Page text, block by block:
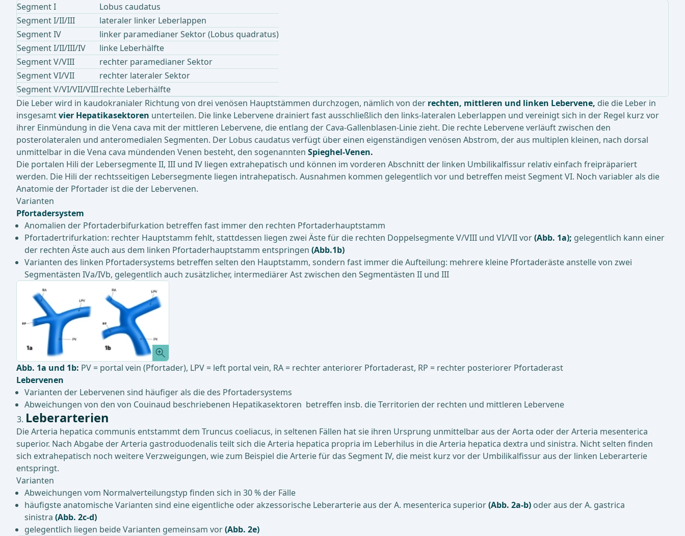
Segment I
Lobus caudatus
Segment I/II/III
lateraler linker Leberlappen
Segment IV
linker paramedianer Sektor (Lobus quadratus)
Segment I/II/III/IV
linke Leberhälfte
Segment V/VIII
rechter paramedianer Sektor
Segment VI/VII
rechter lateraler Sektor
Segment V/VI/VII/VIIIrechte Leberhälfte
Die Leber wird in kaudokranialer Richtung von drei venösen Hauptstämmen durchzogen, nämlich von der rechten, mittleren und linken Lebervene, die die Leber in
insgesamtvier Hepatikasektoren unterteilen. Die linke Lebervene drainiert fast ausschließlich den links-lateralen Leberlappen und vereinigt sich in der Regel kurz vor
ihrer Einmündung in die Vena cava mit der mittleren Lebervene, die entlang der Cava-Gallenblasen-Linie zieht. Die rechte Lebervene verläuft zwischen den
posterolateralen und anteromedialen Segmenten. Der Lobus caudatus verfügt über einen eigenständigen venösen Abstrom, der aus multiplen kleinen, nach dorsal
unmittelbar in die Vena cava mündenden Venen besteht, den sogenannten Spieghel-Venen.
Die portalen Hili der Lebersegmente II, III und IV liegen extrahepatisch und können im vorderen Abschnitt der linken Umbilikalfissur relativ einfach freipräpariert
werden. Die Hili der rechtsseitigen Lebersegmente liegen intrahepatisch. Ausnahmen kommen gelegentlich vor und betreffen meist Segment VI. Noch variabler als die
Anatomie der Pfortader ist die der Lebervenen.
Varianten
Pfortadersystem
Anomalien der Pfortaderbifurkation betreffen fast immer den rechten Pfortaderhauptstamm
Pfortadertrifurkation: rechter Hauptstamm fehlt, stattdessen liegen zwei Äste für die rechten Doppelsegmente V/VIII und VI/VII vor(Abb. 1a); gelegentlich kann einer
der rechten Äste auch aus dem linken Pfortaderhauptstamm entspringen (Abb.1b)
Varianten des linken Pfortadersystems betreffen selten den Hauptstamm, sondern fast immer die Aufteilung: mehrere kleine Pfortaderäste anstelle von zwei
Segmentästen IVa/IVb, gelegentlich auch zusätzlicher, intermediärer Ast zwischen den Segmentästen II und III
Abb. 1a und 1b: PV = portal vein (Pfortader), LPV = left portal vein, RA = rechter anteriorer Pfortaderast, RP = rechter posteriorer Pfortaderast
Lebervenen
Varianten der Lebervenen sind häufiger als die des Pfortadersystems
Abweichungen von den von Couinaud beschriebenen Hepatikasektoren betreffen insb. die Territorien der rechten und mittleren Lebervene
Leberarterien
Die Arteria hepatica communis entstammt dem Truncus coeliacus, in seltenen Fällen hat sie ihren Ursprung unmittelbar aus der Aorta oder der Arteria mesenterica
superior. Nach Abgabe der Arteria gastroduodenalis teilt sich die Arteria hepatica propria im Leberhilus in die Arteria hepatica dextra und sinistra. Nicht selten finden
sich extrahepatisch noch weitere Verzweigungen, wie zum Beispiel die Arterie für das Segment IV, die meist kurz vor der Umbilikalfissur aus der linken Leberarterie
entspringt.
Varianten
Abweichungen vom Normalverteilungstyp finden sich in 30 % der Fälle
häufigste anatomische Varianten sind eine eigentliche oder akzessorische Leberarterie aus der A. mesenterica superior(Abb. 2a-b) oder aus der A. gastrica
sinistra (Abb. 2c-d)
gelegentlich liegen beide Varianten gemeinsam vor(Abb. 2e)